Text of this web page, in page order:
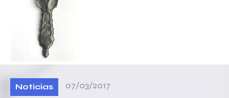
Noticias 07/03/2017